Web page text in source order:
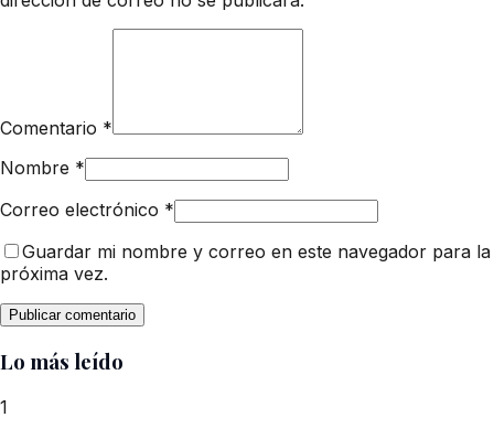
Comentario *
Nombre *
Correo electrónico *
Guardar mi nombre y correo en este navegador para la
próxima vez.
Lo más leído
1